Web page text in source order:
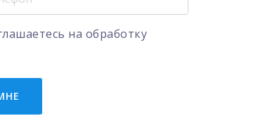
на обработку